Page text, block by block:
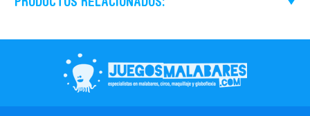
PRODUCTOS RELACIONADOS: